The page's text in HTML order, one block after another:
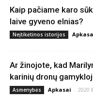
Kaip pačiame karo
laive gyveno elnias?
Neįtikėtinos istorijos
Ar žinojote, kad
karinių dronų
Asmenybės Apkasai - 2020